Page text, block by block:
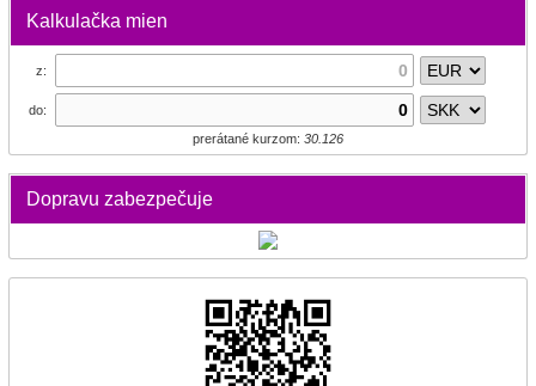
Kalkulačka mien
z:
do:
prerátané kurzom: 30.126
Dopravu zabezpečuje